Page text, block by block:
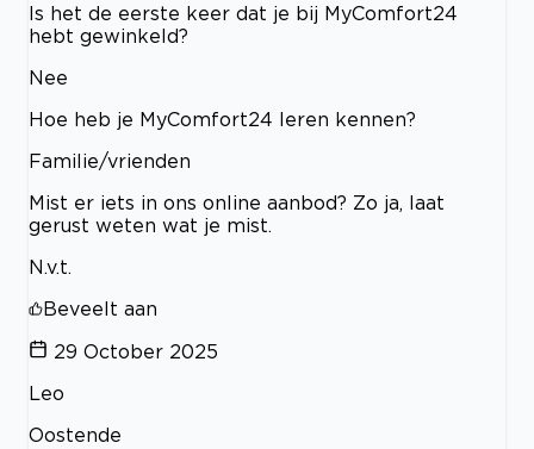
Is het de eerste keer dat je bij MyComfort24
hebt gewinkeld?
Nee
Hoe heb je MyComfort24 leren kennen?
Familie/vrienden
Mist er iets in ons online aanbod? Zo ja, laat
gerust weten wat je mist.
N.v.t.
Beveelt aan
29 October 2025
Leo
Oostende